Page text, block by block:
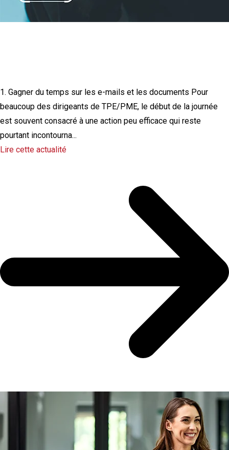
1. Gagner du temps sur les e-mails et les documents Pour
beaucoup des dirigeants de TPE/PME, le début de la journée
est souvent consacré à une action peu efficace qui reste
pourtant incontourna...
Lire cette actualité